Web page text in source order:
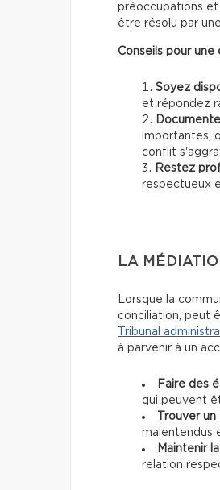
préoccupations et
être résolu par
Conseils pour
Soyez
et répondez
importantes,
conflit
Restez
respectueux
LA
Lorsque la
conciliation, peut
Tribunal
à parvenir à un
Faire des
qui peuvent
Trouver
malentendus
Maintenir
relation